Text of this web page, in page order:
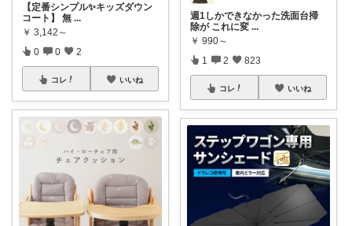
【定番シンプル✨キッズダウン
コート】 無 ...
￥ 3,142～
0 0 2
コレ いいね
週1しかできなかった洗面台掃
除が これに変 ...
￥ 990～
1 2 823
コレ いいね